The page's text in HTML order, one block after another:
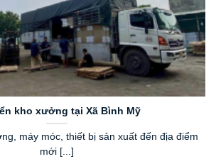
kho xưởng tại Xã Bình Mỹ
máy móc, thiết bị sản xuất đến địa điểm
mới [...]